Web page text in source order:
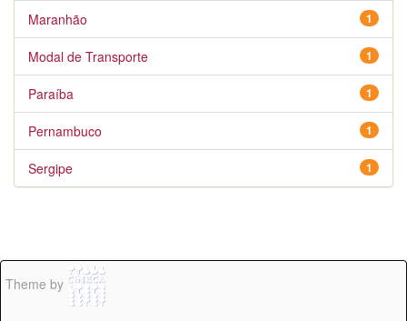
1
Maranhão
1
Modal de Transporte
1
Paraíba
1
Pernambuco
1
Sergipe
Theme by